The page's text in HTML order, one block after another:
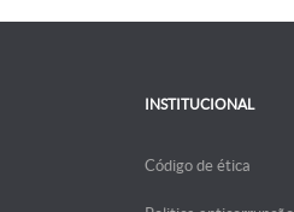
INSTITUCIONAL
Código de ética